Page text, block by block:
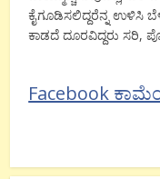
ಕೈಗೂಡಿಸಲಿದ್ದರೆನ್ನ ಉಳಿಸಿ
ಕಾಡದೆ ದೂರವಿದ್ದರು ಸರಿ,
Facebook